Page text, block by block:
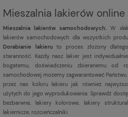
Mieszalnia lakierów online
Mieszalnia lakierów samochodowych.
W
lakierów samochodowych dla wszystkich
Dorabianie lakieru to proces złożony
staranność. Każdy nasz lakier jest
bogatemu, doświadczeniu zbieranemu od
samochodowej możemy zagwarantować
przez nas koloru lakieru jak również
użytych do jego wyprodukowania. Sprawdź
bezbarwne, lakiery kolorowe, lakiery
lakiernicze, rozcieńczalniki.